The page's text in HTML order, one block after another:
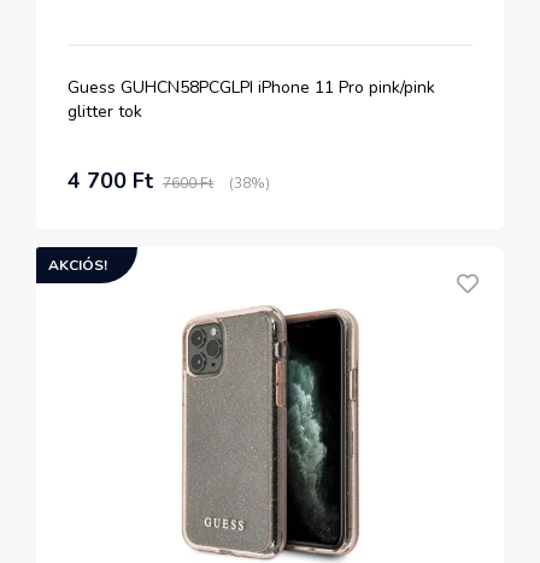
Guess GUHCN58PCGLPI iPhone 11 Pro pink/pink
glitter tok
4 700 Ft 7600 Ft (38%)
AKCIÓS!